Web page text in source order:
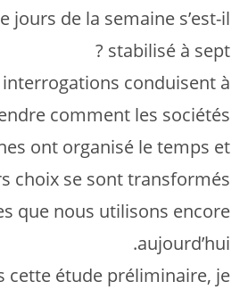
jours de la semaine s’est-il
stabilisé à sept ?
interrogations conduisent à
comment les sociétés
ont organisé le temps et
choix se sont transformés
que nous utilisons encore
aujourd’hui.
cette étude préliminaire, je